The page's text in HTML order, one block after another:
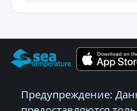
Предупреждение: